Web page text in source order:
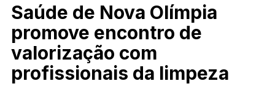
Saúde de Nova Olímpia
promove encontro de
valorização com
profissionais da limpeza